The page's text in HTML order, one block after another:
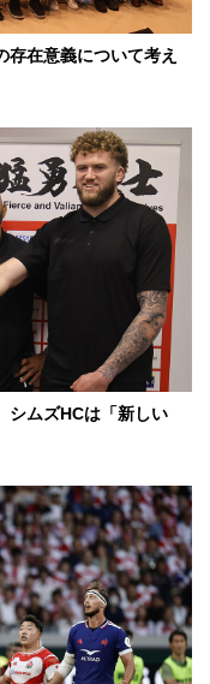
在意義について考え
シムズHCは「新しい